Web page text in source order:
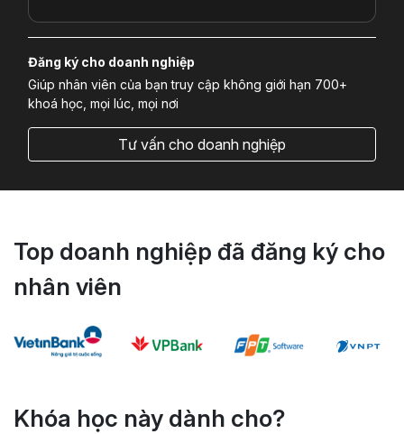
Đăng ký cho doanh nghiệp
Giúp nhân viên của bạn truy cập không giới hạn 700+
khoá học, mọi lúc, mọi nơi
Tư vấn cho doanh nghiệp
Top doanh nghiệp đã đăng ký cho
nhân viên
Khóa học này dành cho?